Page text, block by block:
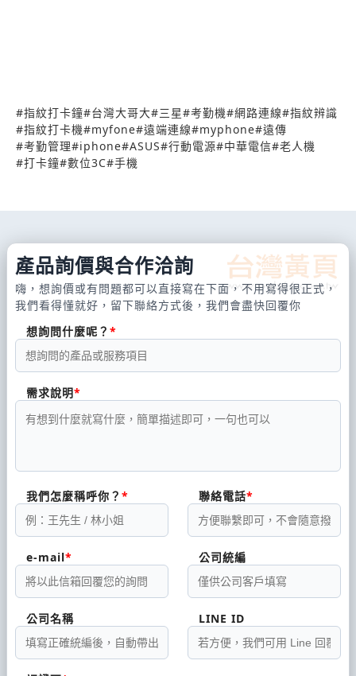
#指紋打卡鐘#台灣大哥大#三星#考勤機#網路連線#指紋辨識
#指紋打卡機#myfone#遠端連線#myphone#遠傳
#考勤管理#iphone#ASUS#行動電源#中華電信#老人機
#打卡鐘#數位3C#手機
產品詢價與合作洽詢
嗨，想詢價或有問題都可以直接寫在下面，不用寫得很正式，
我們看得懂就好，留下聯絡方式後，我們會盡快回覆你
想詢問什麼呢？
需求說明
我們怎麼稱呼你？ 聯絡電話
e-mail 公司統編
公司名稱 LINE ID